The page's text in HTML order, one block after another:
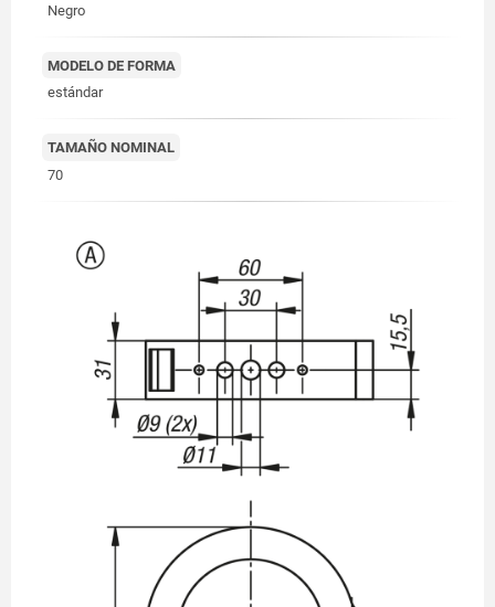
Negro
MODELO DE FORMA
estándar
TAMAÑO NOMINAL
70